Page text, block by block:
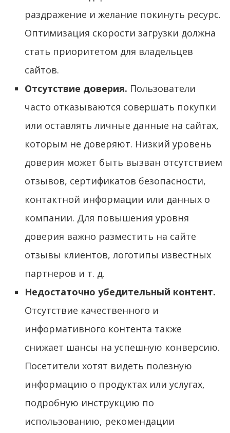
раздражение и желание покинуть ресурс.
Оптимизация скорости загрузки должна
стать приоритетом для владельцев
сайтов.
Отсутствие доверия. Пользователи
часто отказываются совершать покупки
или оставлять личные данные на сайтах,
которым не доверяют. Низкий уровень
доверия может быть вызван отсутствием
отзывов, сертификатов безопасности,
контактной информации или данных о
компании. Для повышения уровня
доверия важно разместить на сайте
отзывы клиентов, логотипы известных
партнеров и т. д.
Недостаточно убедительный контент.
Отсутствие качественного и
информативного контента также
снижает шансы на успешную конверсию.
Посетители хотят видеть полезную
информацию о продуктах или услугах,
подробную инструкцию по
использованию, рекомендации